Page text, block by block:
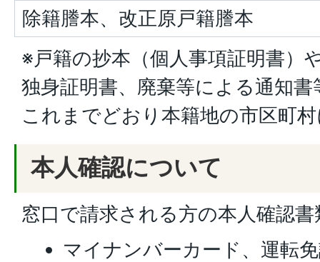
除籍謄本、改正原戸籍謄本
※戸籍の抄本（個人事項証明書）
独身証明書、廃棄等による通知
これまでどおり本籍地の市区町
本人確認について
窓口で請求される方の本人確認
マイナンバーカード、運転